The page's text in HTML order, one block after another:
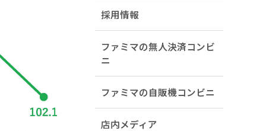
採用情報
ファミマの無人決済コンビ
ニ
ファミマの自販機コンビニ
店内メディア